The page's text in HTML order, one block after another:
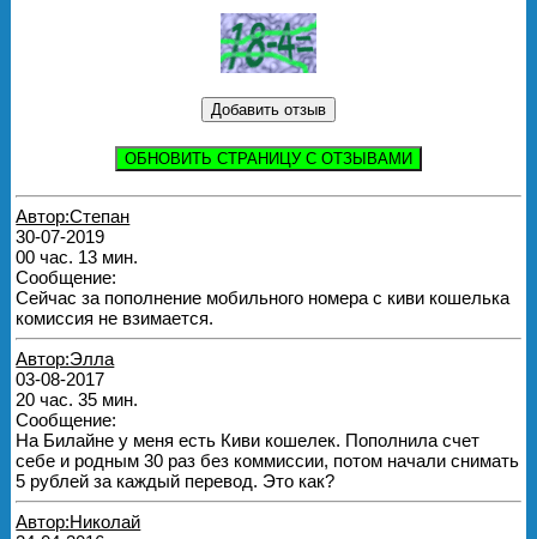
ОБНОВИТЬ СТРАНИЦУ С ОТЗЫВАМИ
Автор:Степан
30-07-2019
00 час. 13 мин.
Сообщение:
Сейчас за пополнение мобильного номера с киви кошелька
комиссия не взимается.
Автор:Элла
03-08-2017
20 час. 35 мин.
Сообщение:
На Билайне у меня есть Киви кошелек. Пополнила счет
себе и родным 30 раз без коммиссии, потом начали снимать
5 рублей за каждый перевод. Это как?
Автор:Николай